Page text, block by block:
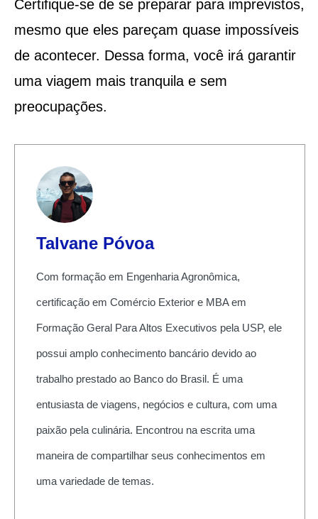
Certifique-se de se preparar para imprevistos,
mesmo que eles pareçam quase impossíveis
de acontecer. Dessa forma, você irá garantir
uma viagem mais tranquila e sem
preocupações.
Talvane Póvoa
Com formação em Engenharia Agronômica,
certificação em Comércio Exterior e MBA em
Formação Geral Para Altos Executivos pela USP, ele
possui amplo conhecimento bancário devido ao
trabalho prestado ao Banco do Brasil. É uma
entusiasta de viagens, negócios e cultura, com uma
paixão pela culinária. Encontrou na escrita uma
maneira de compartilhar seus conhecimentos em
uma variedade de temas.